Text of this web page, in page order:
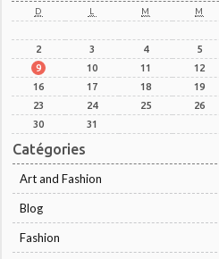
D L M M
2
3 4 5
9
10 11 12
16
17 18 19
23
24 25 26
30
31
Catégories
Art and Fashion
Blog
Fashion